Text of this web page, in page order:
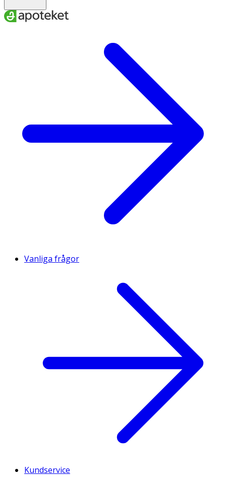
Vanliga frågor
Kundservice